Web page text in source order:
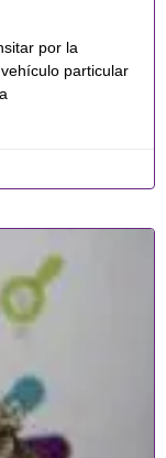
por la
particular